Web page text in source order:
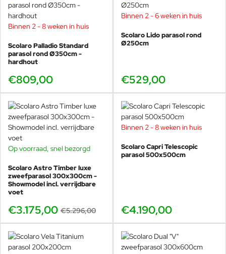
Kies
voor elegant design, gebruiksgemak en
uitstekende prijs-kwaliteit.
als je het allerbeste zoekt in stevigheid,
afwerking en duurzaamheid.
Binnen 2 - 8 weken in huis
Scolaro Palladio Standard
parasol rond Ø350cm -
hardhout
€809,00
Binnen 2 - 6 weken in huis
Scolaro Lido parasol rond
Ø250cm
€529,00
SHOWMODEL
Op voorraad, snel bezorgd
Scolaro Astro Timber luxe
zweefparasol 300x300cm -
Showmodel incl. verrijdbare
voet
€3.175,00 €5.296,00
Binnen 2 - 8 weken in huis
Scolaro Capri Telescopic
parasol 500x500cm
€4.190,00